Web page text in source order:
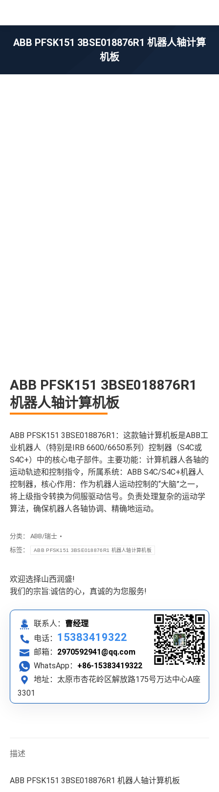
ABB PFSK151 3BSE018876R1 机器人轴计算
机板
ABB PFSK151 3BSE018876R1
机器人轴计算机板
ABB PFSK151 3BSE018876R1：这款轴计算机板是ABB工
业机器人（特别是IRB 6600/6650系列）控制器（S4C或
S4C+）中的核心电子部件。主要功能：计算机器人各轴的
运动轨迹和控制指令，所属系统：ABB S4C/S4C+机器人
控制器，核心作用：作为机器人运动控制的“大脑”之一，
将上级指令转换为伺服驱动信号。负责处理复杂的运动学
算法，确保机器人各轴协调、精确地运动。
分类： ABB/瑞士
标签：
ABB PFSK151 3BSE018876R1 机器人轴计算机板
欢迎选择山西润盛!
我们的宗旨:诚信的心，真诚的为您服务!
联系人： 曹经理
电话： 15383419322
邮箱： 2970592941@qq.com
WhatsApp： +86-15383419322
地址：太原市杏花岭区解放路175号万达中心A座
3301
描述
ABB PFSK151 3BSE018876R1 机器人轴计算机板